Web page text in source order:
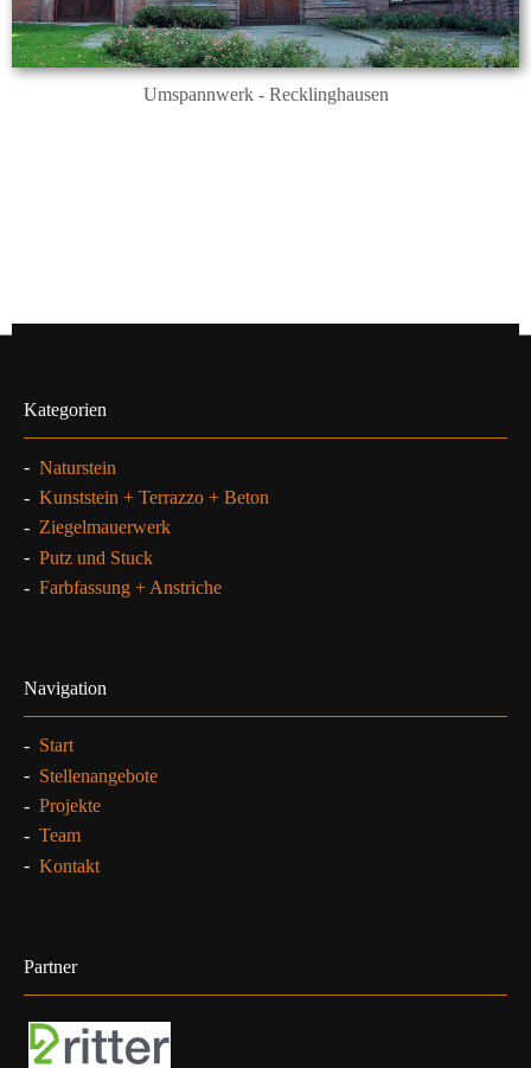
Umspannwerk - Recklinghausen
Kategorien
- Naturstein
- Kunststein + Terrazzo + Beton
- Ziegelmauerwerk
- Putz und Stuck
- Farbfassung + Anstriche
Navigation
- Start
- Stellenangebote
- Projekte
- Team
- Kontakt
Partner